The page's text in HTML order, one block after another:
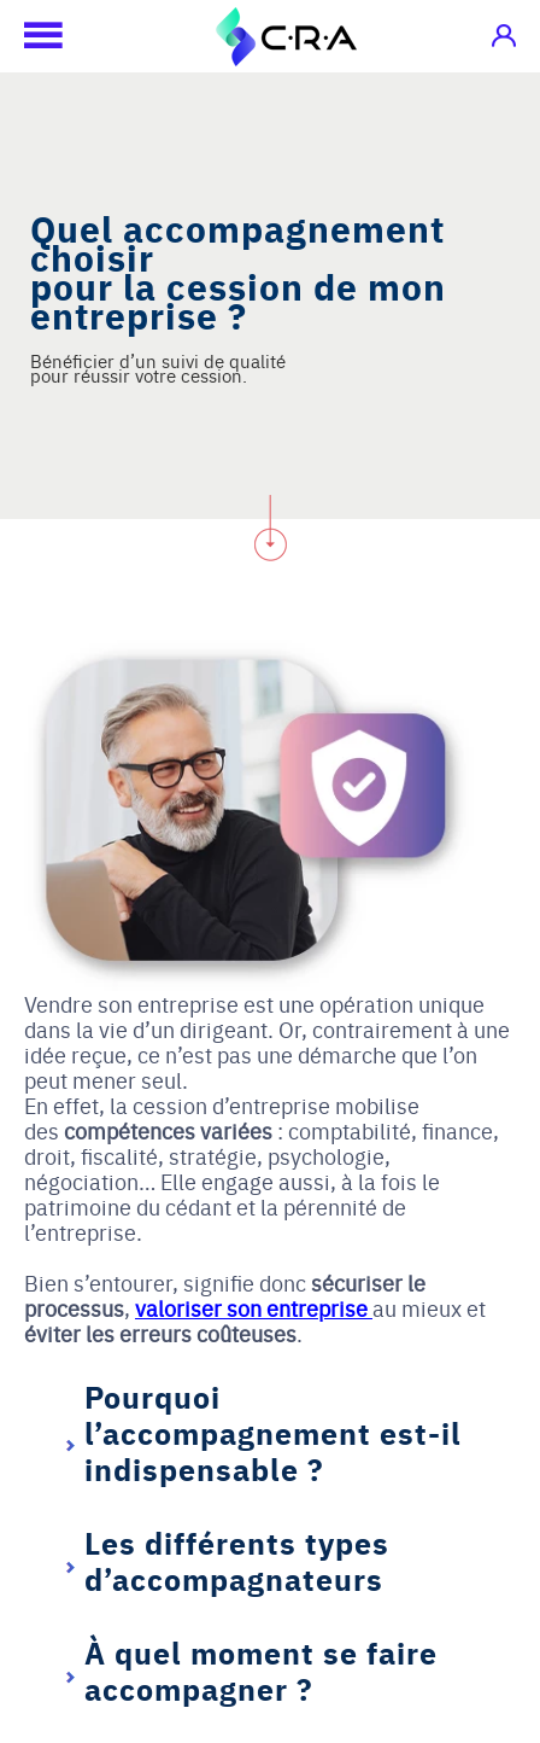
Quel accompagnement
choisir
pour la cession de mon
entreprise ?
Bénéficier d’un suivi de qualité
pour réussir votre cession.
Vendre son entreprise est une opération unique
dans la vie d’un dirigeant. Or, contrairement à une
idée reçue, ce n’est pas une démarche que l’on
peut mener seul.
En effet, la cession d’entreprise mobilise
des compétences variées : comptabilité, finance,
droit, fiscalité, stratégie, psychologie,
négociation… Elle engage aussi, à la fois le
patrimoine du cédant et la pérennité de
l’entreprise.
Bien s’entourer, signifie donc sécuriser le
processus, valoriser son entrepriseau mieux et
éviter les erreurs coûteuses.
Pourquoi
l’accompagnement est-il
indispensable ?
Les différents types
d’accompagnateurs
À quel moment se faire
accompagner ?